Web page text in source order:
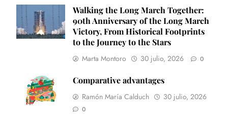
Walking the Long March Together:
90th Anniversary of the Long March
Victory, From Historical Footprints
to the Journey to the Stars
Marta Montoro 30 julio, 2026 0
Comparative advantages
Ramón María Calduch 30 julio, 2026
0